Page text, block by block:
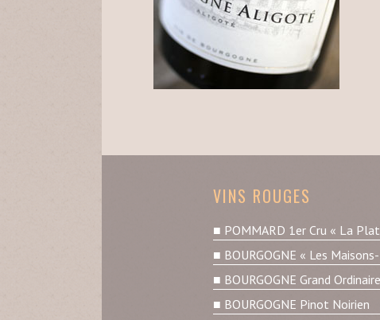
VINS ROUGES
POMMARD 1er Cru « La
BOURGOGNE « Les
BOURGOGNE Grand Ordinaire
BOURGOGNE Pinot Noirien